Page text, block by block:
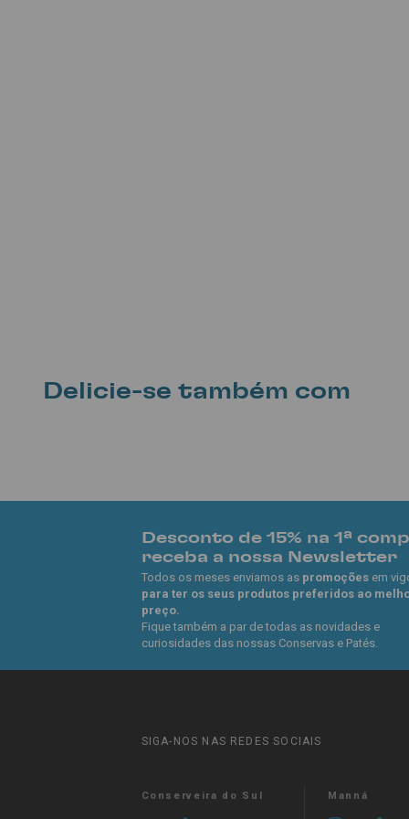
Delicie-se também com
Desconto de 15% na 1ª
receba a nossa Newsletter
Todos os meses enviamos as promoçõesem
para ter os seus produtos preferidos ao
preço.
Fique também a par de todas as novidades e
curiosidades das nossas Conservas e Patés.
SIGA-NOS NAS REDES SOCIAIS
Conserveira do Sul Manná